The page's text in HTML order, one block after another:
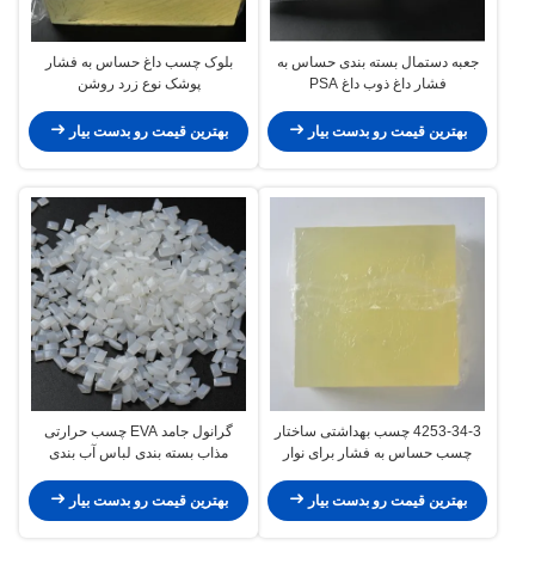
جعبه دستمال بسته بندی حساس به
فشار داغ ذوب داغ PSA
بهترین قیمت رو بدست بیار
بلوک چسب داغ حساس به فشار
پوشک نوع زرد روشن
بهترین قیمت رو بدست بیار
4253-34-3 چسب بهداشتی ساختار
چسب حساس به فشار برای نوار
بهترین قیمت رو بدست بیار
گرانول جامد EVA چسب حرارتی
مذاب بسته بندی لباس آب بندی
بهترین قیمت رو بدست بیار